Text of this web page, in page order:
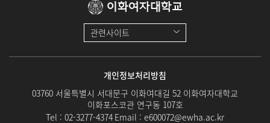
이화여자대학교
관련사이트
개인정보처리방침
03760 서울특별시 서대문구 이화여대길 52 이화여자대학교
이화포스코관 연구동 107호
Tel : 02-3277-4374 Email : e600072@ewha.ac.kr